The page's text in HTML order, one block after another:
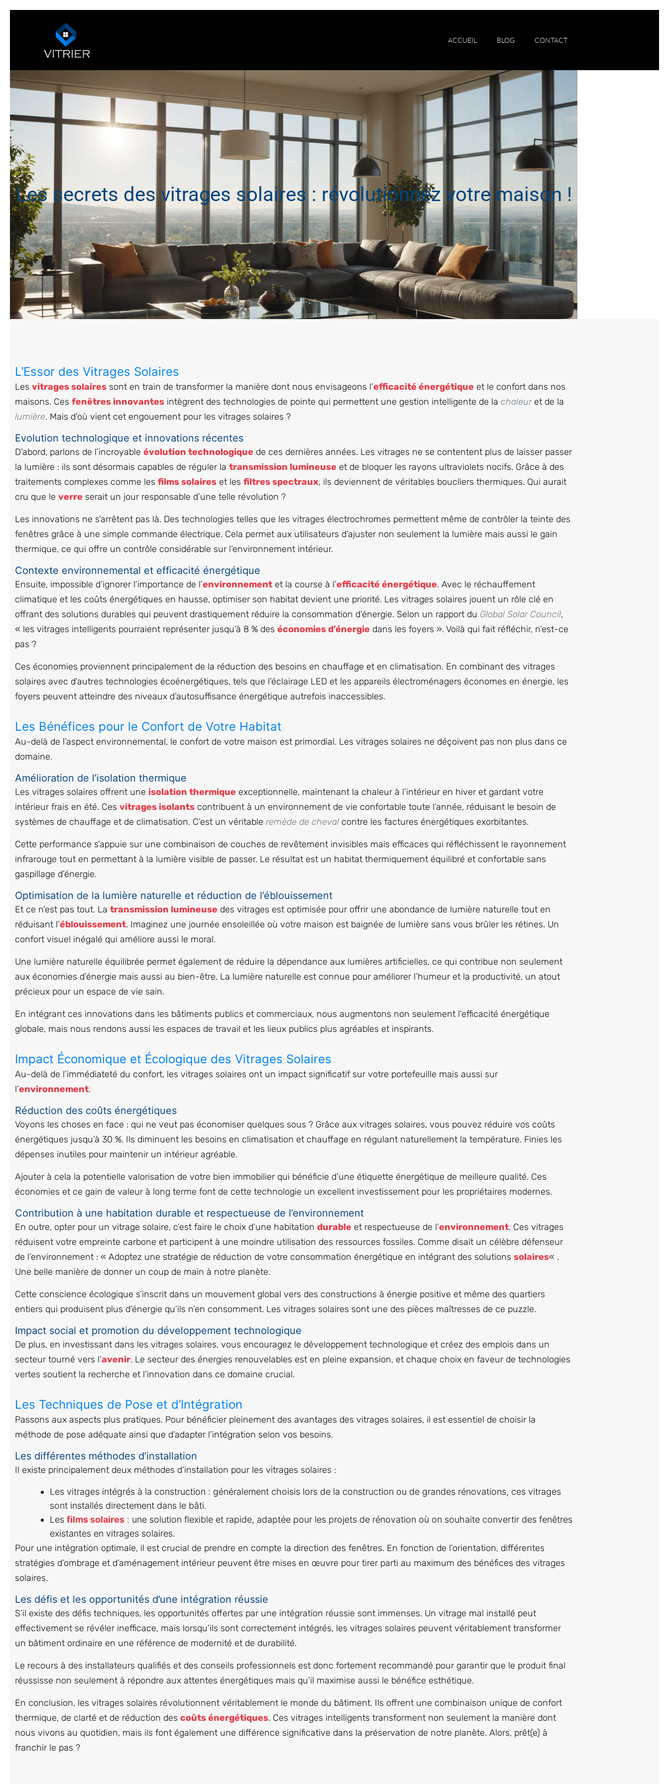
ACCUEIL BLOG CONTACT
Les secrets des vitrages solaires : révolutionnez votre maison !
L’Essor des Vitrages Solaires
Les vitrages solaires sont en train de transformer la manière dont nous envisageons l’efficacité énergétique et le confort dans nos
maisons. Ces fenêtres innovantes intègrent des technologies de pointe qui permettent une gestion intelligente de la chaleuret de la
lumière. Mais d’où vient cet engouement pour les vitrages solaires ?
Evolution technologique et innovations récentes
D’abord, parlons de l’incroyable évolution technologique de ces dernières années. Les vitrages ne se contentent plus de laisser passer
la lumière : ils sont désormais capables de réguler la transmission lumineuse et de bloquer les rayons ultraviolets nocifs. Grâce à des
traitements complexes comme les films solaires et les filtres spectraux, ils deviennent de véritables boucliers thermiques. Qui aurait
cru que le verre serait un jour responsable d’une telle révolution ?
Les innovations ne s’arrêtent pas là. Des technologies telles que les vitrages électrochromes permettent même de contrôler la teinte des
fenêtres grâce à une simple commande électrique. Cela permet aux utilisateurs d’ajuster non seulement la lumière mais aussi le gain
thermique, ce qui offre un contrôle considérable sur l’environnement intérieur.
Contexte environnemental et efficacité énergétique
Ensuite, impossible d’ignorer l’importance de l’environnement et la course à l’efficacité énergétique. Avec le réchauffement
climatique et les coûts énergétiques en hausse, optimiser son habitat devient une priorité. Les vitrages solaires jouent un rôle clé en
offrant des solutions durables qui peuvent drastiquement réduire la consommation d’énergie. Selon un rapport du Global Solar Council,
« les vitrages intelligents pourraient représenter jusqu’à 8 % des économies d’énergie dans les foyers ». Voilà qui fait réfléchir, n’est-ce
pas ?
Ces économies proviennent principalement de la réduction des besoins en chauffage et en climatisation. En combinant des vitrages
solaires avec d’autres technologies écoénergétiques, tels que l’éclairage LED et les appareils électroménagers économes en énergie, les
foyers peuvent atteindre des niveaux d’autosuffisance énergétique autrefois inaccessibles.
Les Bénéfices pour le Confort de Votre Habitat
Au-delà de l’aspect environnemental, le confort de votre maison est primordial. Les vitrages solaires ne déçoivent pas non plus dans ce
domaine.
Amélioration de l’isolation thermique
Les vitrages solaires offrent une isolation thermique exceptionnelle, maintenant la chaleur à l’intérieur en hiver et gardant votre
intérieur frais en été. Ces vitrages isolants contribuent à un environnement de vie confortable toute l’année, réduisant le besoin de
systèmes de chauffage et de climatisation. C’est un véritable remède de cheval contre les factures énergétiques exorbitantes.
Cette performance s’appuie sur une combinaison de couches de revêtement invisibles mais efficaces qui réfléchissent le rayonnement
infrarouge tout en permettant à la lumière visible de passer. Le résultat est un habitat thermiquement équilibré et confortable sans
gaspillage d’énergie.
Optimisation de la lumière naturelle et réduction de l’éblouissement
Et ce n’est pas tout. La transmission lumineuse des vitrages est optimisée pour offrir une abondance de lumière naturelle tout en
réduisant l’éblouissement. Imaginez une journée ensoleillée où votre maison est baignée de lumière sans vous brûler les rétines. Un
confort visuel inégalé qui améliore aussi le moral.
Une lumière naturelle équilibrée permet également de réduire la dépendance aux lumières artificielles, ce qui contribue non seulement
aux économies d’énergie mais aussi au bien-être. La lumière naturelle est connue pour améliorer l’humeur et la productivité, un atout
précieux pour un espace de vie sain.
En intégrant ces innovations dans les bâtiments publics et commerciaux, nous augmentons non seulement l’efficacité énergétique
globale, mais nous rendons aussi les espaces de travail et les lieux publics plus agréables et inspirants.
Impact Économique et Écologique des Vitrages Solaires
Au-delà de l’immédiateté du confort, les vitrages solaires ont un impact significatif sur votre portefeuille mais aussi sur
l’environnement.
Réduction des coûts énergétiques
Voyons les choses en face : qui ne veut pas économiser quelques sous ? Grâce aux vitrages solaires, vous pouvez réduire vos coûts
énergétiques jusqu’à 30 %. Ils diminuent les besoins en climatisation et chauffage en régulant naturellement la température. Finies les
dépenses inutiles pour maintenir un intérieur agréable.
Ajouter à cela la potentielle valorisation de votre bien immobilier qui bénéficie d’une étiquette énergétique de meilleure qualité. Ces
économies et ce gain de valeur à long terme font de cette technologie un excellent investissement pour les propriétaires modernes.
Contribution à une habitation durable et respectueuse de l’environnement
En outre, opter pour un vitrage solaire, c’est faire le choix d’une habitation durable et respectueuse de l’environnement. Ces vitrages
réduisent votre empreinte carbone et participent à une moindre utilisation des ressources fossiles. Comme disait un célèbre défenseur
de l’environnement : « Adoptez une stratégie de réduction de votre consommation énergétique en intégrant des solutions solaires« .
Une belle manière de donner un coup de main à notre planète.
Cette conscience écologique s’inscrit dans un mouvement global vers des constructions à énergie positive et même des quartiers
entiers qui produisent plus d’énergie qu’ils n’en consomment. Les vitrages solaires sont une des pièces maîtresses de ce puzzle.
Impact social et promotion du développement technologique
De plus, en investissant dans les vitrages solaires, vous encouragez le développement technologique et créez des emplois dans un
secteur tourné vers l’avenir. Le secteur des énergies renouvelables est en pleine expansion, et chaque choix en faveur de technologies
vertes soutient la recherche et l’innovation dans ce domaine crucial.
Les Techniques de Pose et d’Intégration
Passons aux aspects plus pratiques. Pour bénéficier pleinement des avantages des vitrages solaires, il est essentiel de choisir la
méthode de pose adéquate ainsi que d’adapter l’intégration selon vos besoins.
Les différentes méthodes d’installation
Il existe principalement deux méthodes d’installation pour les vitrages solaires :
Les vitrages intégrés à la construction : généralement choisis lors de la construction ou de grandes rénovations, ces vitrages
sont installés directement dans le bâti.
Les films solaires : une solution flexible et rapide, adaptée pour les projets de rénovation où on souhaite convertir des fenêtres
existantes en vitrages solaires.
Pour une intégration optimale, il est crucial de prendre en compte la direction des fenêtres. En fonction de l’orientation, différentes
stratégies d’ombrage et d’aménagement intérieur peuvent être mises en œuvre pour tirer parti au maximum des bénéfices des vitrages
solaires.
Les défis et les opportunités d’une intégration réussie
S’il existe des défis techniques, les opportunités offertes par une intégration réussie sont immenses. Un vitrage mal installé peut
effectivement se révéler inefficace, mais lorsqu’ils sont correctement intégrés, les vitrages solaires peuvent véritablement transformer
un bâtiment ordinaire en une référence de modernité et de durabilité.
Le recours à des installateurs qualifiés et des conseils professionnels est donc fortement recommandé pour garantir que le produit final
réussisse non seulement à répondre aux attentes énergétiques mais qu’il maximise aussi le bénéfice esthétique.
En conclusion, les vitrages solaires révolutionnent véritablement le monde du bâtiment. Ils offrent une combinaison unique de confort
thermique, de clarté et de réduction des coûts énergétiques. Ces vitrages intelligents transforment non seulement la manière dont
nous vivons au quotidien, mais ils font également une différence significative dans la préservation de notre planète. Alors, prêt(e) à
franchir le pas ?